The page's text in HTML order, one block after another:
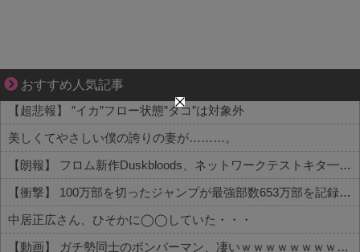
おすすめ人気記事
妻が嫌すぎて壊れていった、ある夫の現実
【超悲報】 ”イカ”フロー状態”タコ”は対象外
美しくてやさしい僕の誇りの妻が………。
【朗報】 フロム新作Duskbloods、ネットワークテストキタ━━━━(゜∀゜)━━━━!!
【衝撃】 100万部を切ったジャンプが最強部数653万部を記録した時の週刊少年ジャンプの面子がヤバすぎる
中居正広さん、ひそかに◯◯していた・・・
【動画】 ガチ勢同士のボンバーマン、凄いｗｗｗｗｗｗｗｗｗｗｗｗ